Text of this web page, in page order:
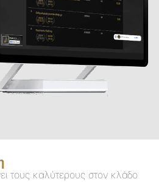
τους καλύτερους στον κλάδο